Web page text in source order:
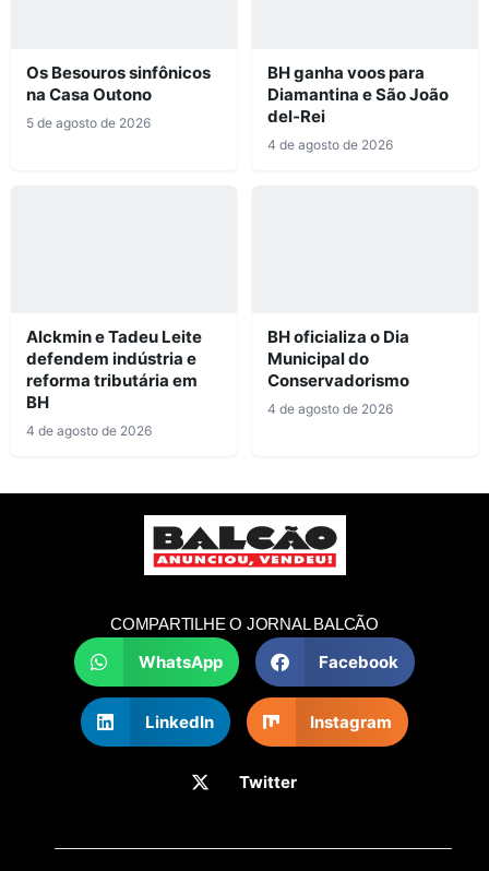
Os Besouros sinfônicos
na Casa Outono
5 de agosto de 2026
BH ganha voos para
Diamantina e São João
del-Rei
4 de agosto de 2026
Alckmin e Tadeu Leite
defendem indústria e
reforma tributária em
BH
4 de agosto de 2026
BH oficializa o Dia
Municipal do
Conservadorismo
4 de agosto de 2026
COMPARTILHE O JORNAL BALCÃO
WhatsApp Facebook
LinkedIn Instagram
Twitter